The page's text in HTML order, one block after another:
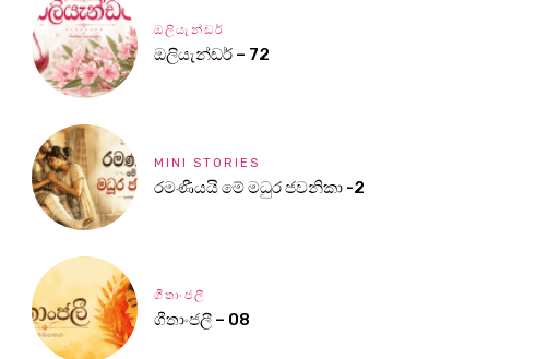
ඔලියැන්ඩර්
ඔලියැන්ඩර් – 72
MINI STORIES
රමණීයයි මේ මධුර ජවනිකා -2
ගීතාංජලී
ගීතාංජලී – 08